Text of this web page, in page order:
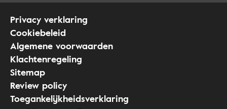
Privacy verklaring
Cookiebeleid
Algemene voorwaarden
Klachtenregeling
Sitemap
Review policy
Toegankelijkheidsverklaring